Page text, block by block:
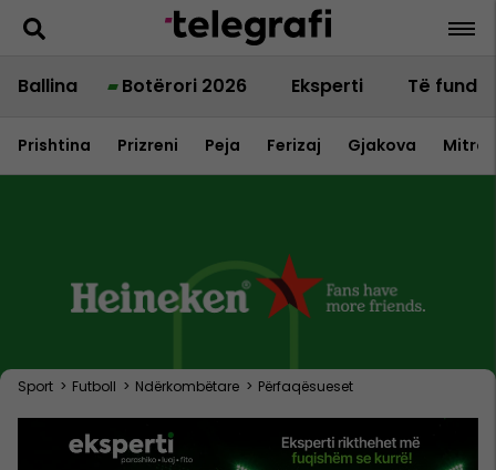
Ballina Botërori 2026 Eksperti Të fundit
Prishtina Prizreni Peja Ferizaj Gjakova
Sport > Futboll > Ndërkombëtare > Përfaqësueset